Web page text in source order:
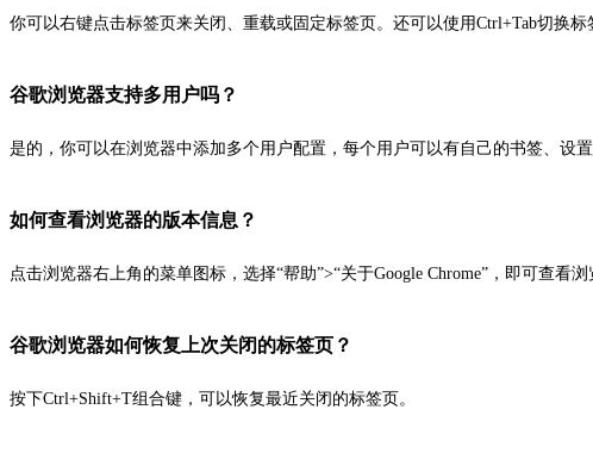
你可以右键点击标签页来关闭、重载或固定标签页。还可以使用Ctrl+Tab切换标
谷歌浏览器支持多用户吗？
是的，你可以在浏览器中添加多个用户配置，每个用户可以有自己的书签、设置
如何查看浏览器的版本信息？
点击浏览器右上角的菜单图标，选择“帮助”>“关于Google Chrome”，即可查看浏
谷歌浏览器如何恢复上次关闭的标签页？
按下Ctrl+Shift+T组合键，可以恢复最近关闭的标签页。